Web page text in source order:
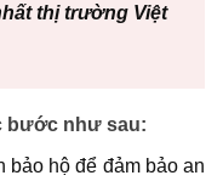
thị trường Việt
bước như sau:
hộ để đảm bảo an